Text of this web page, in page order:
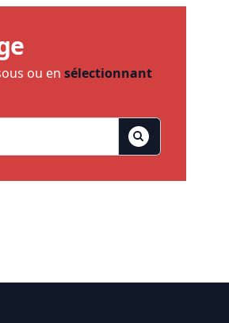
ou en sélectionnant